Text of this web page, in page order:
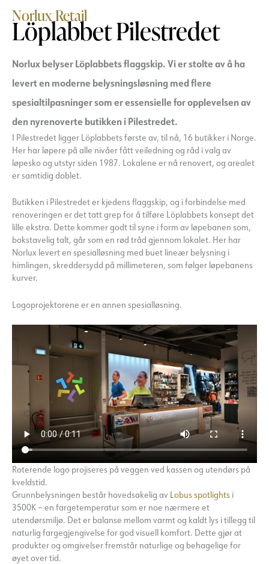
Norlux Retail
Löplabbet Pilestredet
Norlux belyser Löplabbets flaggskip. Vi er stolte av å ha
levert en moderne belysningsløsning med flere
spesialtilpasninger som er essensielle for opplevelsen av
den nyrenoverte butikken i Pilestredet.
I Pilestredet ligger Löplabbets første av, til nå, 16 butikker i Norge.
Her har løpere på alle nivåer fått veiledning og råd i valg av
løpesko og utstyr siden 1987. Lokalene er nå renovert, og arealet
er samtidig doblet.
Butikken i Pilestredet er kjedens flaggskip, og i forbindelse med
renoveringen er det tatt grep for å tilføre Löplabbets konsept det
lille ekstra. Dette kommer godt til syne i form av løpebanen som,
bokstavelig talt, går som en rød tråd gjennom lokalet. Her har
Norlux levert en spesialløsning med buet lineær belysning i
himlingen, skreddersydd på millimeteren, som følger løpebanens
kurver.
Logoprojektorene er en annen spesialløsning.
Roterende logo projiseres på veggen ved kassen og utendørs på
kveldstid.
Grunnbelysningen består hovedsakelig av Lobus spotlights i
3500K – en fargetemperatur som er noe nærmere et
utendørsmiljø. Det er balanse mellom varmt og kaldt lys i tillegg til
naturlig fargegjengivelse for god visuell komfort. Dette gjør at
produkter og omgivelser fremstår naturlige og behagelige for
øyet over tid.